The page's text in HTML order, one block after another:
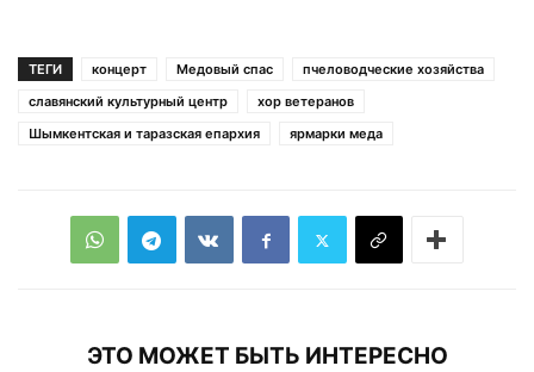
ТЕГИ концерт Медовый спас
пчеловодческие хозяйства
славянский культурный центр
хор ветеранов
Шымкентская и таразская епархия
ярмарки меда
ЭТО МОЖЕТ БЫТЬ ИНТЕРЕСНО